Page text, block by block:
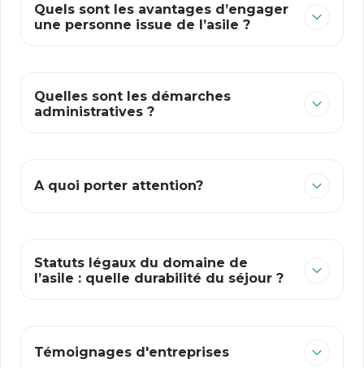
Quels sont les avantages d’engager
une personne issue de l’asile ?
Quelles sont les démarches
administratives ?
A quoi porter attention?
Statuts légaux du domaine de
l’asile : quelle durabilité du séjour ?
Témoignages d'entreprises